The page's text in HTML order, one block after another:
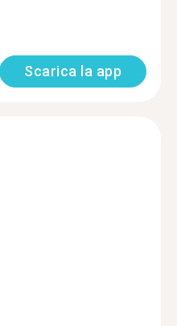
Scarica la app